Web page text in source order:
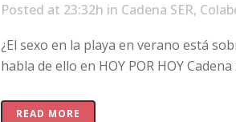
Posted at 23:32h in Cadena SER,
¿El sexo en la playa en verano está
habla de ello en HOY POR HOY Cadena
READ MORE